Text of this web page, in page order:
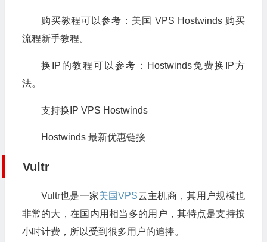
购买教程可以参考：美国 VPS Hostwinds 购买
流程新手教程。
换IP的教程可以参考：Hostwinds免费换IP方
法。
支持换IP VPS Hostwinds
Hostwinds 最新优惠链接
Vultr
Vultr也是一家美国VPS云主机商，其用户规模也
非常的大，在国内用相当多的用户，其特点是支持按
小时计费，所以受到很多用户的追捧。